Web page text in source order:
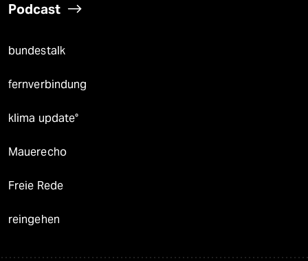
Podcast
bundestalk
fernverbindung
klima update°
Mauerecho
Freie Rede
reingehen